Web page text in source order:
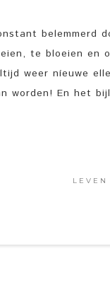
belemmerd
te bloeien en
weer níeuwe
worden! En het
LEVEN